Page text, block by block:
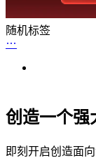
随机标签
创造一个强
即刻开启创造面